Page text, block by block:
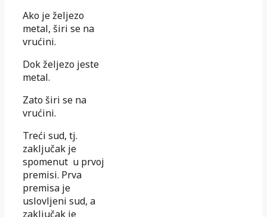
Ako je željezo
metal, širi se na
vrućini.
Dok željezo jeste
metal.
Zato širi se na
vrućini.
Treći sud, tj.
zaključak je
spomenut u prvoj
premisi. Prva
premisa je
uslovljeni sud, a
zaključak je